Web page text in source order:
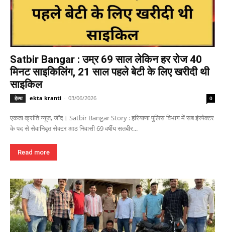
Satbir Bangar : उम्र 69 साल लेकिन हर रोज 40
मिनट साइकिलिंग, 21 साल पहले बेटी के लिए खरीदी थी
साइकिल
हेल्थ ekta kranti - 03/06/2026 0
एकता क्रांति न्यूज, जींद। Satbir Bangar Story : हरियाणा पुलिस विभाग में सब इंस्पेक्टर
के पद से सेवानिवृत सेक्टर आठ निवासी 69 वर्षीय सतबीर...
Read more